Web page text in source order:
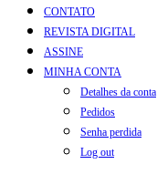
CONTATO
REVISTA DIGITAL
ASSINE
MINHA CONTA
Detalhes da conta
Pedidos
Senha perdida
Log out